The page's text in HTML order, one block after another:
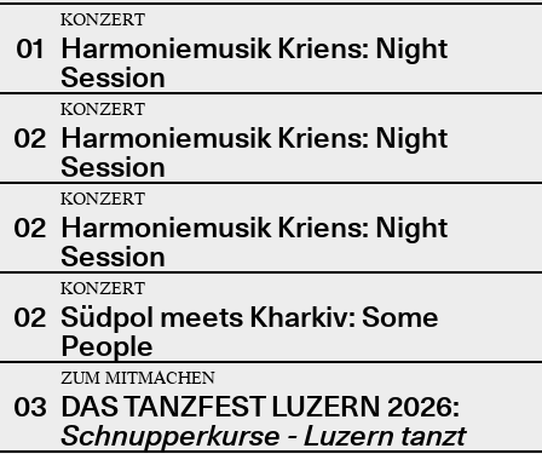
01
KONZERT
Harmoniemusik Kriens: Night
Session
02
KONZERT
Harmoniemusik Kriens: Night
Session
02
KONZERT
Harmoniemusik Kriens: Night
Session
02
KONZERT
Südpol meets Kharkiv: Some
People
03
ZUM MITMACHEN
DAS TANZFEST LUZERN 2026:
Schnupperkurse - Luzern tanzt